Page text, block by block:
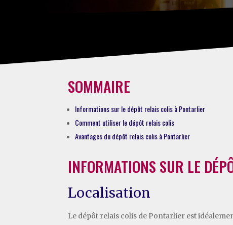
SOMMAIRE
Informations sur le dépôt relais colis à Pontarlier
Comment utiliser le dépôt relais colis
Avantages du dépôt relais colis à Pontarlier
INFORMATIONS SUR LE
Localisation
Le dépôt relais colis de Pontarlier est